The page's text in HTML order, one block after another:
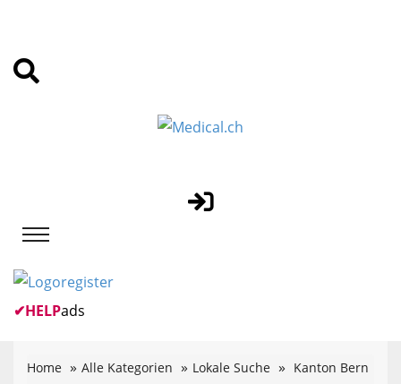
✔HELPads
Home Alle Kategorien Lokale Suche Kanton Bern